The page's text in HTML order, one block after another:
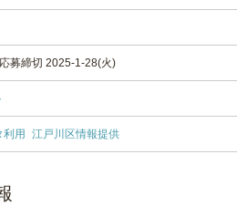
募締切 2025-1-28(火)
利用 江戸川区情報提供